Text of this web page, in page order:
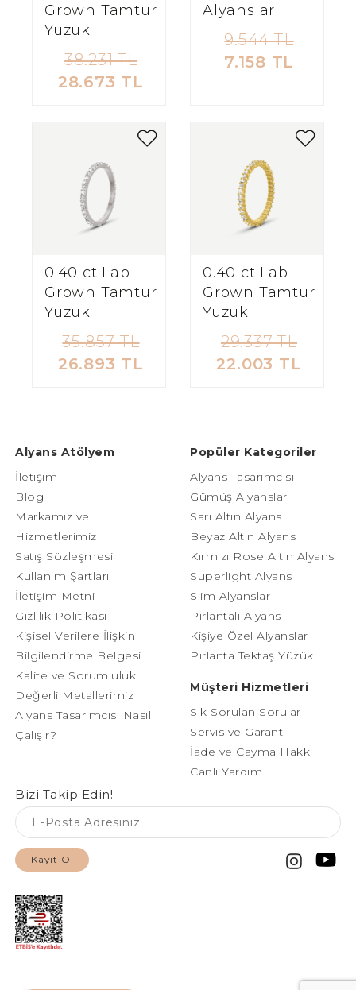
Grown Tamtur
Yüzük
38.231 TL
28.673 TL
Alyanslar
9.544 TL
7.158 TL
0.40 ct Lab-
Grown Tamtur
Yüzük
35.857 TL
26.893 TL
0.40 ct Lab-
Grown Tamtur
Yüzük
29.337 TL
22.003 TL
Alyans Atölyem
İletişim
Blog
Markamız ve
Hizmetlerimiz
Satış Sözleşmesi
Kullanım Şartları
İletişim Metni
Gizlilik Politikası
Kişisel Verilere İlişkin
Bilgilendirme Belgesi
Kalite ve Sorumluluk
Değerli Metallerimiz
Alyans Tasarımcısı Nasıl
Çalışır?
Popüler Kategoriler
Alyans Tasarımcısı
Gümüş Alyanslar
Sarı Altın Alyans
Beyaz Altın Alyans
Kırmızı Rose Altın Alyans
Superlight Alyans
Slim Alyanslar
Pırlantalı Alyans
Kişiye Özel Alyanslar
Pırlanta Tektaş Yüzük
Müşteri Hizmetleri
Sık Sorulan Sorular
Servis ve Garanti
İade ve Cayma Hakkı
Canlı Yardım
Bizi Takip Edin!
Kayıt Ol